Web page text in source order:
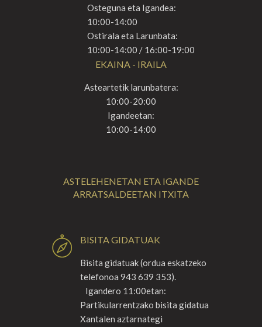
Osteguna eta Igandea:
10:00-14:00
Ostirala eta Larunbata:
10:00-14:00 / 16:00-19:00
EKAINA - IRAILA
Asteartetik larunbatera:
10:00-20:00
Igandeetan:
10:00-14:00
ASTELEHENETAN ETA IGANDE
ARRATSALDEETAN ITXITA
BISITA GIDATUAK
Bisita gidatuak (ordua eskatzeko
telefonoa 943 639 353).
Igandero 11:00etan:
Partikularrentzako bisita gidatua
Xantalen aztarnategi